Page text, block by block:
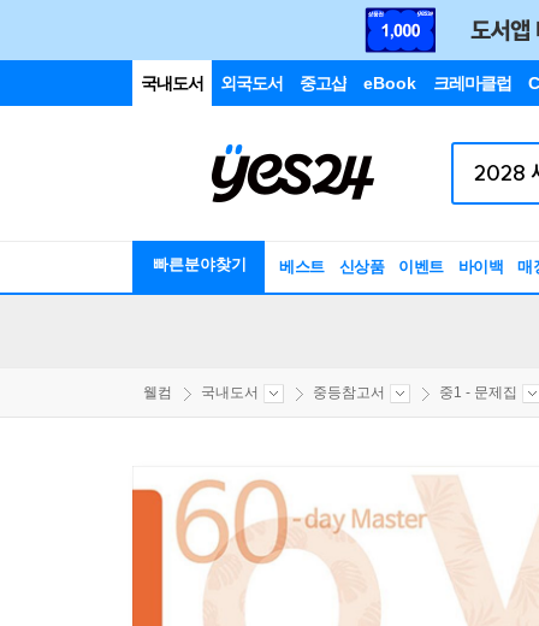
국내도서 외국도서 중고샵 eBook 크레마클럽
빠른분야찾기 베스트 신상품 이벤트 바이백 매
웰컴 국내도서 중등참고서 중1 - 문제집